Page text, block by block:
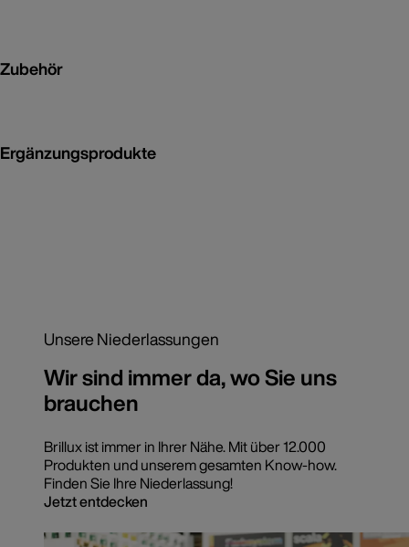
Zubehör
Ergänzungsprodukte
Unsere Niederlassungen
Wir sind immer da, wo Sie uns
brauchen
Brillux ist immer in Ihrer Nähe. Mit über 12.000
Produkten und unserem gesamten Know-how.
Finden Sie Ihre Niederlassung!
Jetzt entdecken